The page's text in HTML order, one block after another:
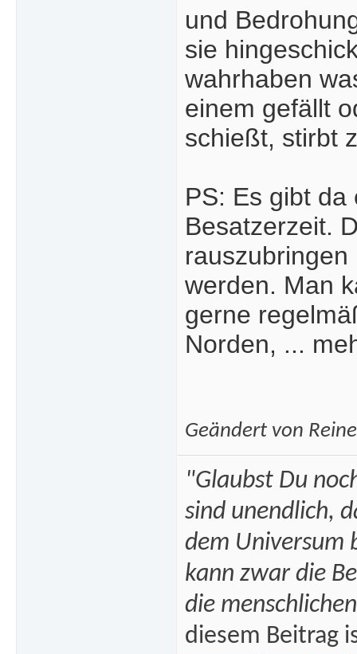
und
sie
wahrhaben
einem gefällt
schießt, stirbt
PS: Es gibt
Besatzerzeit.
werden. Man
gerne
Norden, ...
Geändert von
"Glaubst Du
sind unendlich,
dem Universum
kann zwar die
die
diesem Beitrag